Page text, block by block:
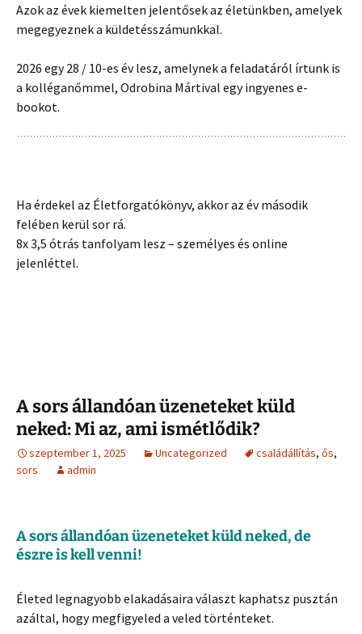
Azok az évek kiemelten jelentősek az életünkben, amelyek
megegyeznek a küldetésszámunkkal.
2026 egy 28 / 10-es év lesz, amelynek a feladatáról írtunk is
a kolléganőmmel, Odrobina Mártival egy ingyenes e-
bookot.
Ha érdekel az Életforgatókönyv, akkor az év második
felében kerül sor rá.
8x 3,5 ótrás tanfolyam lesz – személyes és online
jelenléttel.
A sors állandóan üzeneteket küld
neked: Mi az, ami ismétlődik?
szeptember 1, 2025 Uncategorized családállítás, ős,
sors
admin
A sors állandóan üzeneteket küld neked, de
észre is kell venni!
Életed legnagyobb elakadásaira választ kaphatsz pusztán
azáltal, hogy megfigyeled a veled történteket.